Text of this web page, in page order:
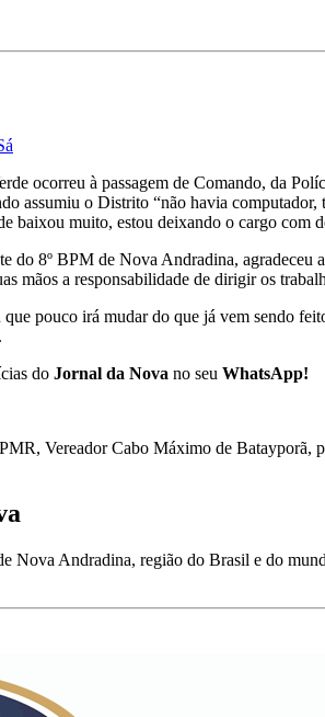
ocorreu à passagem de Comando, da
assumiu o Distrito “não havia
baixou muito, estou deixando o cargo com
do 8º BPM de Nova Andradina, agradeceu
mãos a responsabilidade de dirigir os
pouco irá mudar do que já vem sendo
do Jornal da Nova no seu WhatsApp!
PMR, Vereador Cabo Máximo de
Nova Andradina, região do Brasil e do